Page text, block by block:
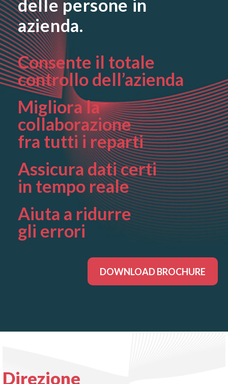
delle persone in
azienda.
Consente il totale
controllo dell’azienda
Migliora la
collaborazione
fra tutti i reparti
Assicura dati certi
in tempo reale
Aiuta a ridurre
gli errori
DOWNLOAD BROCHURE
Direzione